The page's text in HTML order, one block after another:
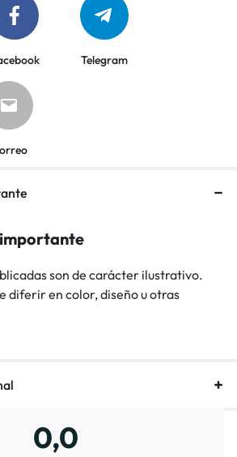
Telegram
son de carácter ilustrativo.
diferir en color, diseño u otras
0,0